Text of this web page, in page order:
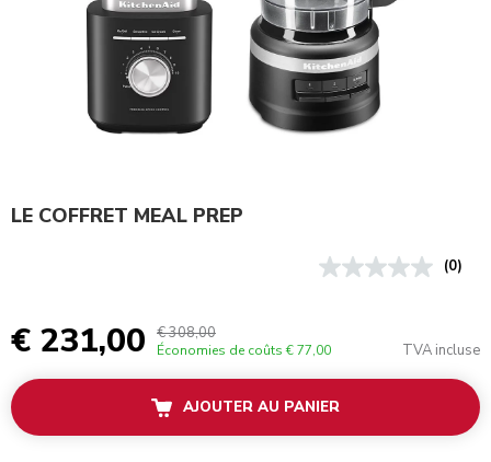
LE COFFRET MEAL PREP
(0)
€ 231,00 € 308,00
Économies de coûts € 77,00 TVA incluse
AJOUTER AU PANIER